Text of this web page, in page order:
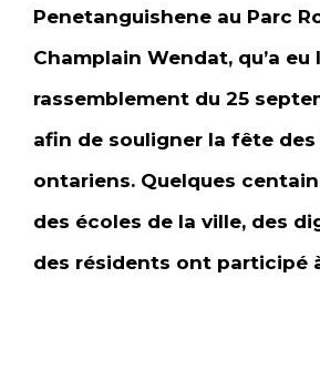
Penetanguishene au Parc
Champlain Wendat, qu’a eu
rassemblement du 25
afin de souligner la fête des
ontariens. Quelques
des écoles de la ville, des
des résidents ont participé